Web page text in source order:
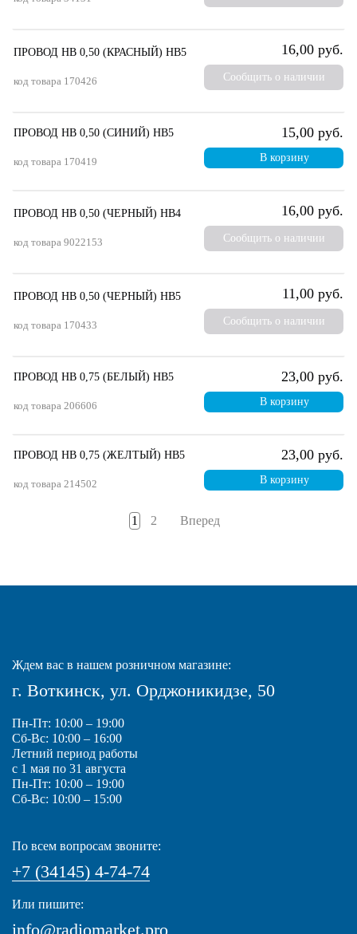
ПРОВОД НВ 0,50 (КРАСНЫЙ) НВ5
код товара 170426
16,00 руб.
Сообщить о наличии
ПРОВОД НВ 0,50 (СИНИЙ) НВ5
код товара 170419
15,00 руб.
В корзину
ПРОВОД НВ 0,50 (ЧЕРНЫЙ) НВ4
код товара 9022153
16,00 руб.
Сообщить о наличии
ПРОВОД НВ 0,50 (ЧЕРНЫЙ) НВ5
код товара 170433
11,00 руб.
Сообщить о наличии
ПРОВОД НВ 0,75 (БЕЛЫЙ) НВ5
код товара 206606
23,00 руб.
В корзину
ПРОВОД НВ 0,75 (ЖЕЛТЫЙ) НВ5
код товара 214502
23,00 руб.
В корзину
1 2 Вперед
Ждем вас в нашем розничном магазине:
г. Воткинск, ул. Орджоникидзе, 50
Пн-Пт: 10:00 – 19:00
Сб-Вс: 10:00 – 16:00
Летний период работы
с 1 мая по 31 августа
Пн-Пт: 10:00 – 19:00
Сб-Вс: 10:00 – 15:00
По всем вопросам звоните:
+7 (34145) 4-74-74
Или пишите:
info@radiomarket.pro